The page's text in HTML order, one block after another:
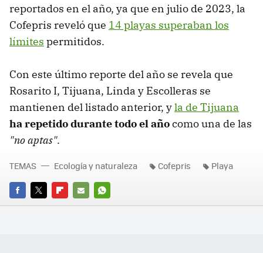
reportados en el año, ya que en julio de 2023, la
Cofepris reveló que 14 playas superaban los
límites permitidos.
Con este último reporte del año se revela que
Rosarito I, Tijuana, Linda y Escolleras se
mantienen del listado anterior, yla de Tijuana
ha repetido durante todo el añocomo una de las
"no aptas".
FACEBOOK
TWITTERFLIPBOARD
E-
WHATSAPP
TEMAS Ecología y naturaleza Cofepris Playa